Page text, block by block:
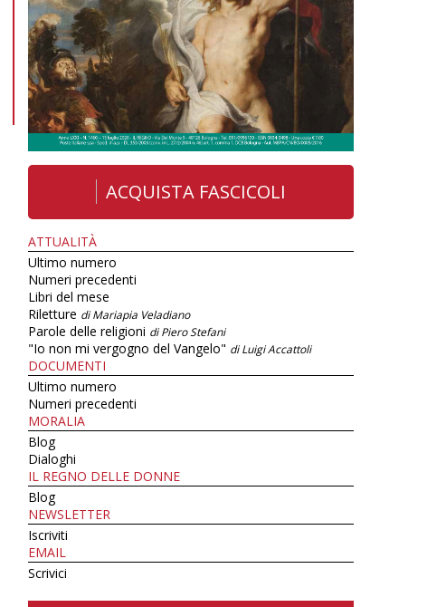
ACQUISTA FASCICOLI
ATTUALITÀ
Ultimo numero
Numeri precedenti
Libri del mese
Riletture di Mariapia Veladiano
Parole delle religioni di Piero Stefani
"Io non mi vergogno del Vangelo" di Luigi Accattoli
DOCUMENTI
Ultimo numero
Numeri precedenti
MORALIA
Blog
Dialoghi
IL REGNO DELLE DONNE
Blog
NEWSLETTER
Iscriviti
EMAIL
Scrivici